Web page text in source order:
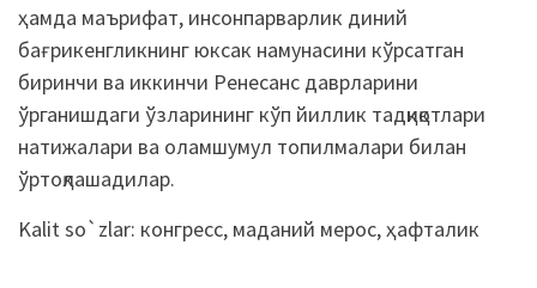
ҳамда маърифат, инсонпарварлик диний
бағрикенгликнинг юксак намунасини кўрсатган
биринчи ва иккинчи Ренесанс даврларини
ўрганишдаги ўзларининг кўп йиллик тадқиқотлари
натижалари ва оламшумул топилмалари билан
ўртоқлашадилар.
Kalit so`zlar: конгресс, маданий мерос,ҳафталик